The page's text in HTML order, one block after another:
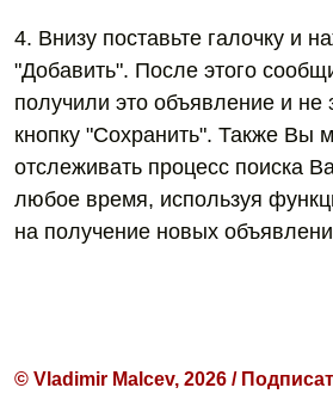
4. Внизу поставьте галочку и
"Добавить". После этого
получили это объявление и не
кнопку "Сохранить". Также Вы
отслеживать процесс поиска
любое время, используя
на получение новых
© Vladimir Malcev, 2026 /